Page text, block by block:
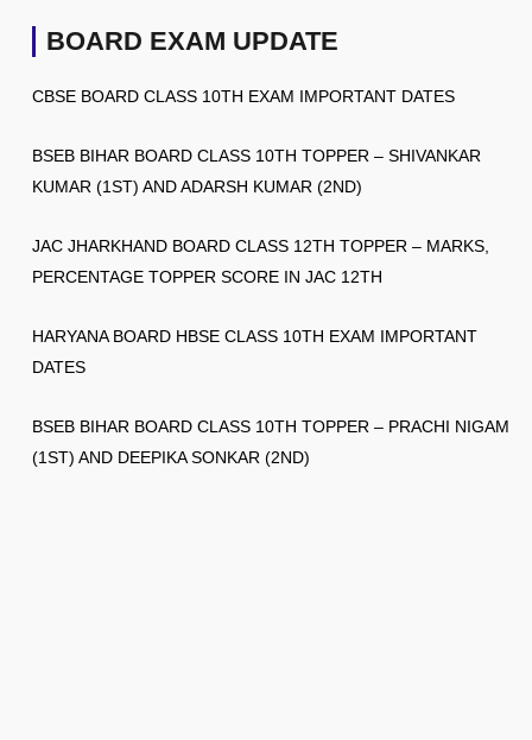
BOARD EXAM UPDATE
CBSE BOARD CLASS 10TH EXAM IMPORTANT DATES
BSEB BIHAR BOARD CLASS 10TH TOPPER – SHIVANKAR
KUMAR (1ST) AND ADARSH KUMAR (2ND)
JAC JHARKHAND BOARD CLASS 12TH TOPPER – MARKS,
PERCENTAGE TOPPER SCORE IN JAC 12TH
HARYANA BOARD HBSE CLASS 10TH EXAM IMPORTANT
DATES
BSEB BIHAR BOARD CLASS 10TH TOPPER – PRACHI NIGAM
(1ST) AND DEEPIKA SONKAR (2ND)